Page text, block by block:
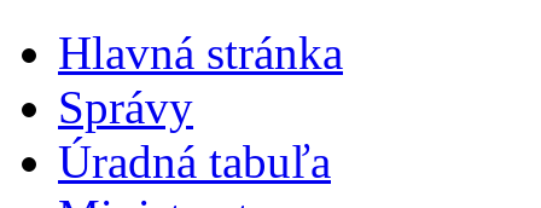
Hlavná stránka
Správy
Úradná tabuľa